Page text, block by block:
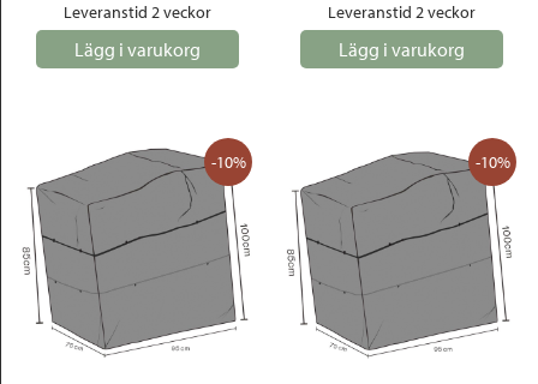
Leveranstid 2 veckor
Lägg i varukorg
Leveranstid 2 veckor
Lägg i varukorg
-10% -10%